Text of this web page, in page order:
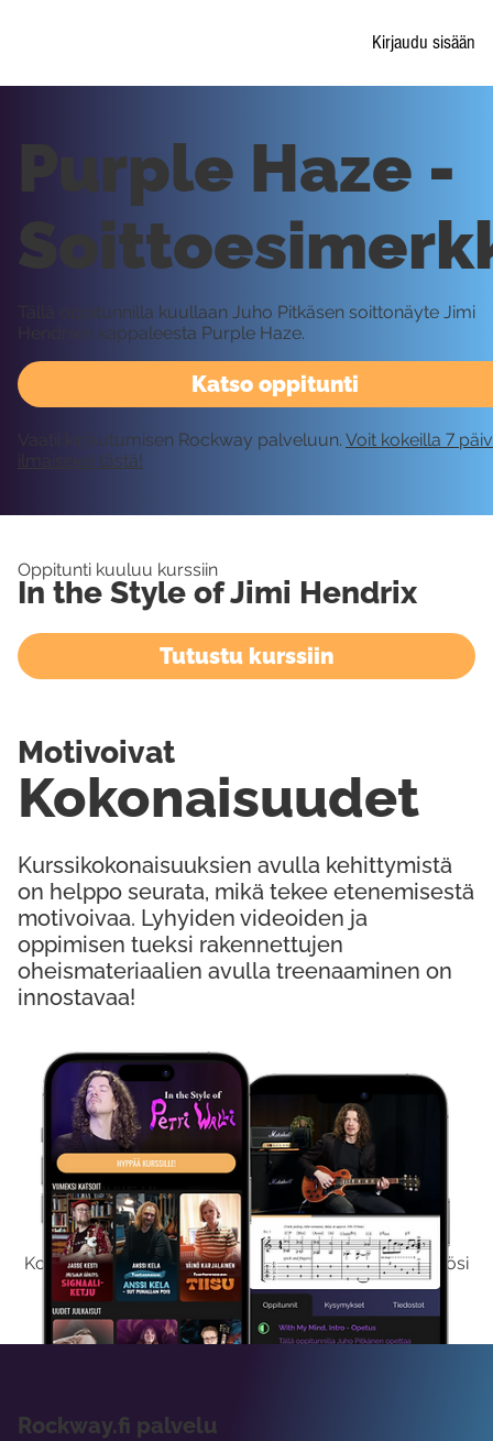
Kirjaudu sisään
Kokeile Ilmaiseksi
Kokeilemalla ilmaiseksi saat koko sisältömme käyttöösi
viikon ajaksi.
Katso oppitunti
Purple Haze -
Tällä oppitunnilla kuullaan Juho Pitkäsen soittonäyte Jimi
Hendrixin kappaleesta Purple Haze.
Vaatii kirjautumisen Rockway palveluun. Voit kokeilla 7
ilmaiseksi tästä!
Oppitunti kuuluu kurssiin
In the Style of Jimi Hendrix
Tutustu kurssiin
Kurssikokonaisuuksien avulla kehittymistä
on helppo seurata, mikä tekee etenemisestä
motivoivaa. Lyhyiden videoiden ja
oppimisen tueksi rakennettujen
oheismateriaalien avulla treenaaminen on
innostavaa!
Kokonaisuudet
Motivoivat
Rockway.fi palvelu